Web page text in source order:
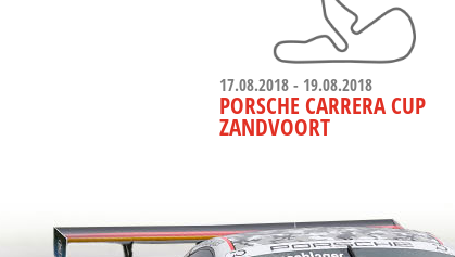
17.08.2018 - 19.08.2018
PORSCHE CARRERA CUP
ZANDVOORT